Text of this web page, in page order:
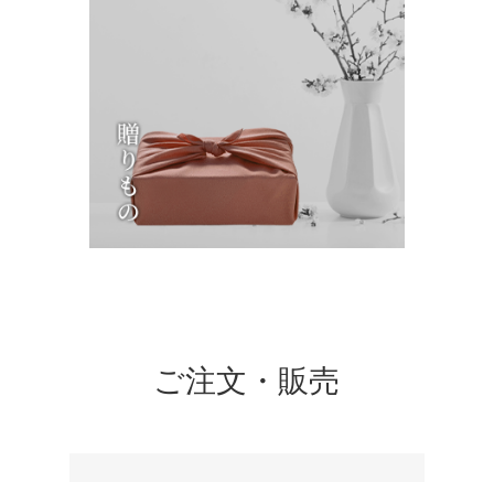
ご注文・販売